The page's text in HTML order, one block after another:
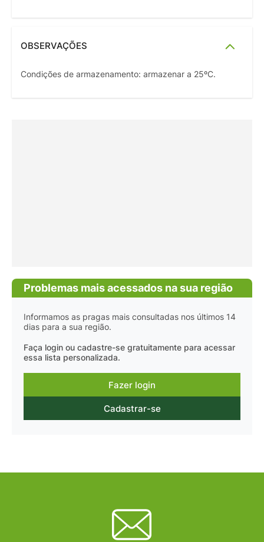
OBSERVAÇÕES
Condições de armazenamento: armazenar a 25ºC.
Problemas mais acessados na sua região
Informamos as pragas mais consultadas nos últimos 14
dias para a sua região.
Faça login ou cadastre-se gratuitamente para acessar
essa lista personalizada.
Fazer login
Cadastrar-se